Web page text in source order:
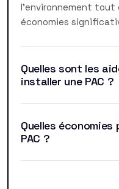
l'environnement tout
économies
Quelles sont les
installer une PAC ?
Quelles
PAC ?